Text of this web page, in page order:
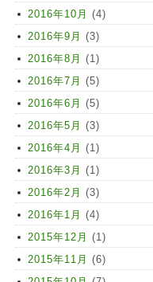
2016年10月 (4)
2016年9月 (3)
2016年8月 (1)
2016年7月 (5)
2016年6月 (5)
2016年5月 (3)
2016年4月 (1)
2016年3月 (1)
2016年2月 (3)
2016年1月 (4)
2015年12月 (1)
2015年11月 (6)